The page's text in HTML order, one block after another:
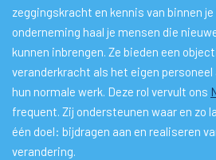
zeggingskracht en kennis van binnen
onderneming haal je mensen die
kunnen inbrengen. Ze bieden een
veranderkracht als het eigen personeel
hun normale werk. Deze rol vervult ons
frequent. Zij ondersteunen waar en zo
één doel: bijdragen aan en realiseren
verandering.